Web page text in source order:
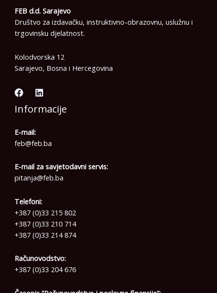
FEB d.d. Sarajevo
Društvo za izdavačku, instruktivno-obrazovnu, uslužnu i
trgovinsku djelatnost.
Kolodvorska 12
Sarajevo, Bosna i Hercegovina
Informacije
E-mail:
feb@feb.ba
E-mail za savjetodavni servis:
pitanja@feb.ba
Telefoni:
+387 (0)33 215 802
+387 (0)33 210 714
+387 (0)33 214 874
Računovodstvo:
+387 (0)33 204 676